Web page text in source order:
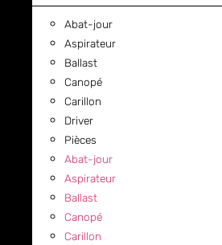
Abat-jour
Aspirateur
Ballast
Canopé
Carillon
Driver
Pièces
Abat-jour
Aspirateur
Ballast
Canopé
Carillon